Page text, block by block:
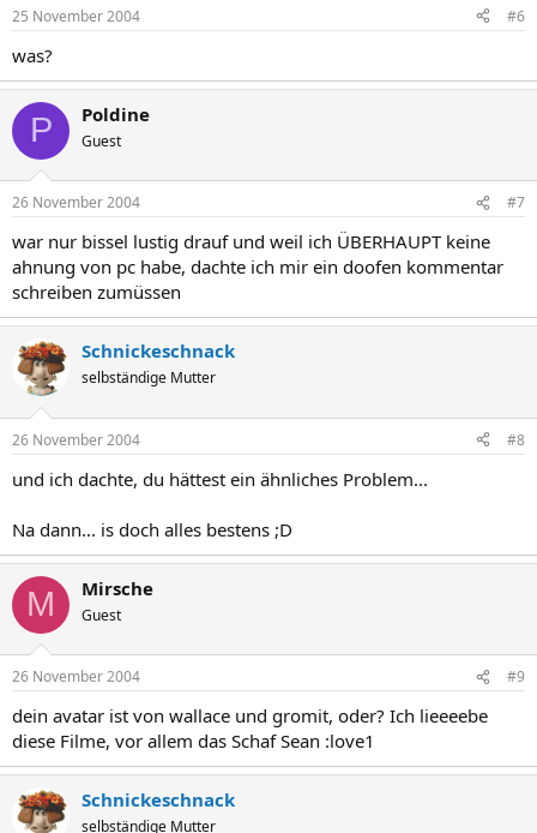
25 November 2004 #6
was?
P Poldine
Guest
26 November 2004 #7
war nur bissel lustig drauf und weil ich ÜBERHAUPT keine
ahnung von pc habe, dachte ich mir ein doofen kommentar
schreiben zumüssen
Schnickeschnack
selbständige Mutter
26 November 2004 #8
und ich dachte, du hättest ein ähnliches Problem...
Na dann... is doch alles bestens ;D
M Mirsche
Guest
26 November 2004 #9
dein avatar ist von wallace und gromit, oder? Ich lieeeebe
diese Filme, vor allem das Schaf Sean :love1
Schnickeschnack
selbständige Mutter